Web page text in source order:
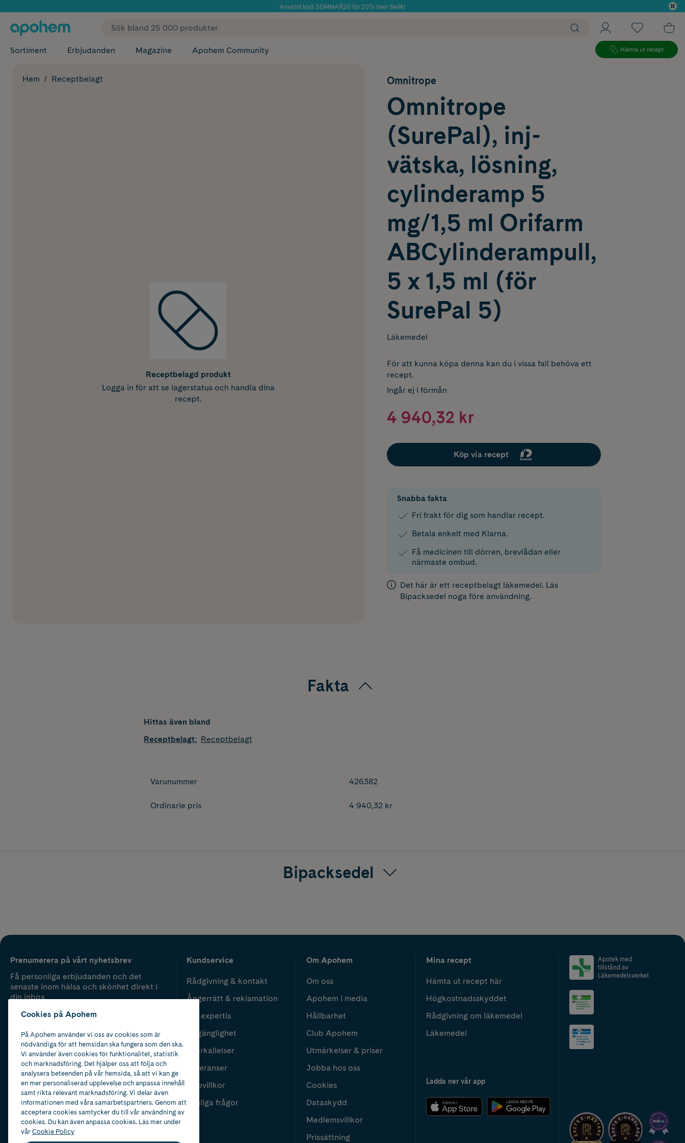
Använd kod: SOMMAR20 för 20% över 649kr
✓ Fri frakt
Sortiment Erbjudanden Magazine Apohem Community Hämta ut recept
Hem Receptbelagt
Receptbelagd produkt
Logga in för att se lagerstatus och handla dina
recept.
Omnitrope
Omnitrope
(SurePal), inj-
vätska, lösning,
cylinderamp 5
mg/1,5 ml Orifarm
ABCylinderampull,
5 x 1,5 ml (för
SurePal 5)
Läkemedel
För att kunna köpa denna kan du i vissa fall behöva ett
recept.
Ingår ej i förmån
4 940,32 kr
Köp via recept
Snabba fakta
Fri frakt för dig som handlar recept.
Betala enkelt med Klarna.
Få medicinen till dörren, brevlådan eller
närmaste ombud.
Det här är ett receptbelagt läkemedel. Läs
Bipacksedel noga före användning.
Fakta
Hittas även bland
Receptbelagt: Receptbelagt
Varunummer 426382
Ordinarie pris 4 940,32 kr
Bipacksedel
Prenumerera på vårt nyhetsbrev
Få personliga erbjudanden och det
senaste inom hälsa och skönhet direkt i
din inbox.
Kundservice
Rådgivning & kontakt
Ångerrätt & reklamation
Vår expertis
Tillgänglighet
Återkallelser
Leveranser
Köpvillkor
Vanliga frågor
Om Apohem
Om oss
Apohem i media
Hållbarhet
Club Apohem
Utmärkelser & priser
Jobba hos oss
Cookies
Dataskydd
Medlemsvillkor
Prissättning
Mina recept
Hämta ut recept här
Högkostnadsskyddet
Rådgivning om läkemedel
Läkemedel
Ladda ner vår app
Apotek med
tillstånd av
Läkemedelsverket
Cookies på Apohem
På Apohem använder vi oss av cookies som är
nödvändiga för att hemsidan ska fungera som den ska.
Vi använder även cookies för funktionalitet, statistik
och marknadsföring. Det hjälper oss att följa och
analysera beteenden på vår hemsida, så att vi kan ge
en mer personaliserad upplevelse och anpassa innehåll
samt rikta relevant marknadsföring. Vi delar även
informationen med våra samarbetspartners. Genom att
acceptera cookies samtycker du till vår användning av
cookies. Du kan även anpassa cookies. Läs mer under
vårCookie Policy